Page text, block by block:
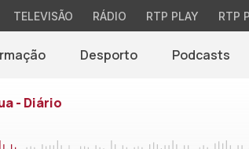
TELEVISÃO RÁDIO RTP PLAY RTP
Desporto Podcasts
- Diário